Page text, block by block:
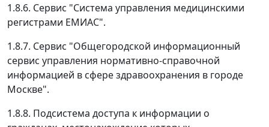
1.8.6. Сервис "Система управления медицинскими
регистрами ЕМИАС".
1.8.7. Сервис "Общегородской информационный
сервис управления нормативно-справочной
информацией в сфере здравоохранения в городе
Москве".
1.8.8. Подсистема доступа к информации о